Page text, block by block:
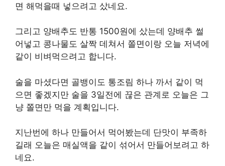
면 해먹을때 넣으려고 샀네요.
그리고 양배추도 반통 1500원에 샀는데 양배추 썰
어넣고 콩나물도 살짝 데쳐서 쫄면이랑 오늘 저녁에
같이 비벼먹으려고 합니다.
술을 마셨다면 골뱅이도 통조림 하나 까서 같이 먹
으면 좋겠지만 술을 3일전에 끊은 관계로 오늘은 그
냥 쫄면만 먹을 계획입니다.
지난번에 하나 만들어서 먹어봤는데 단맛이 부족하
길래 오늘은 매실액을 같이 섞어서 만들어보려고 하
네요.